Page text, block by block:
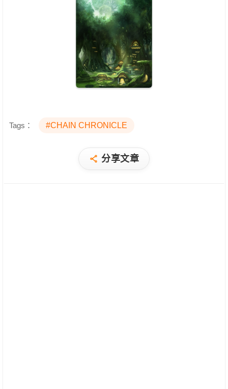
Tags： #CHAIN CHRONICLE
分享文章